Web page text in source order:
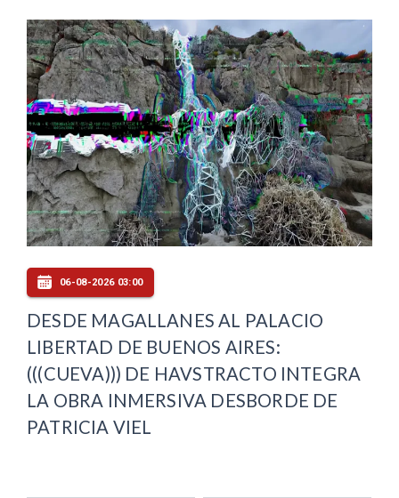
06-08-2026 03:00
DESDE MAGALLANES AL PALACIO
LIBERTAD DE BUENOS AIRES:
(((CUEVA))) DE HAVSTRACTO INTEGRA
LA OBRA INMERSIVA DESBORDE DE
PATRICIA VIEL